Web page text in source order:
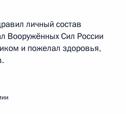
личный состав
Вооружённых Сил России
и пожелал здоровья,